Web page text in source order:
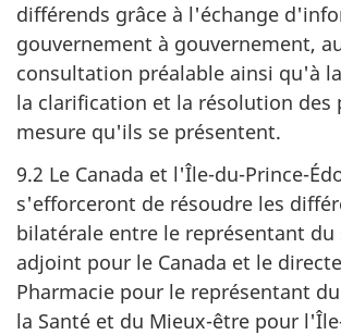
différends grâce à l'échange
gouvernement à gouvernement,
consultation préalable ainsi qu'à
la clarification et la résolution des
mesure qu'ils se présentent.
9.2 Le Canada et l'Île-du-Prince-
s'efforceront de résoudre les
bilatérale entre le représentant
adjoint pour le Canada et le
Pharmacie pour le représentant
la Santé et du Mieux-être pour